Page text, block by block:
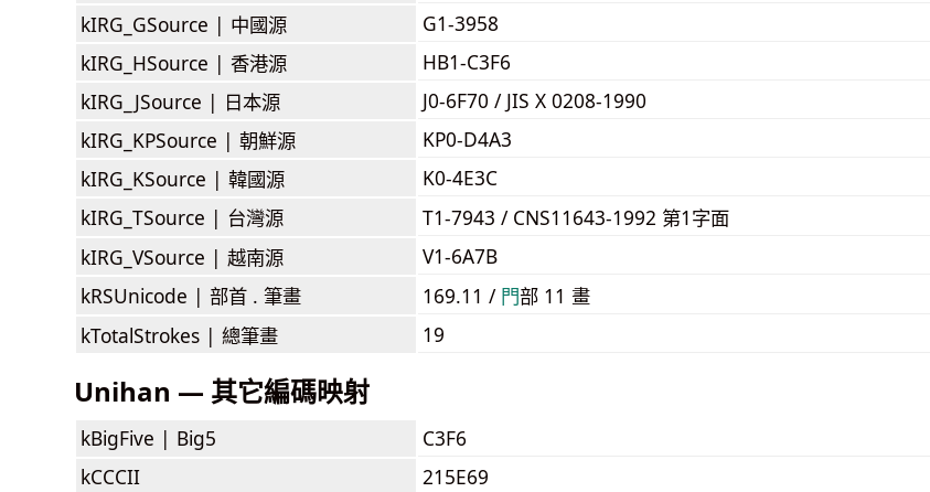
kIRG_GSource | 中國源
G1-3958
kIRG_HSource | 香港源
HB1-C3F6
kIRG_JSource | 日本源
J0-6F70 / JIS X 0208-1990
kIRG_KPSource | 朝鮮源
KP0-D4A3
kIRG_KSource | 韓國源
K0-4E3C
kIRG_TSource | 台灣源
T1-7943 / CNS11643-1992 第1字面
kIRG_VSource | 越南源
V1-6A7B
kRSUnicode | 部首 . 筆畫 169.11 / ⾨部 11 畫
kTotalStrokes | 總筆畫 19
Unihan — 其它編碼映射
kBigFive | Big5
C3F6
kCCCII
215E69